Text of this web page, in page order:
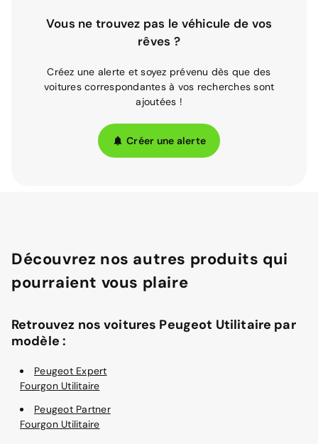
Vous ne trouvez pas le véhicule de vos
rêves ?
Créez une alerte et soyez prévenu dès que des
voitures correspondantes à vos recherches sont
ajoutées !
Créer une alerte
Découvrez nos autres produits qui
pourraient vous plaire
Retrouvez nos voitures Peugeot Utilitaire par
modèle :
Peugeot Expert
Fourgon Utilitaire
Peugeot Partner
Fourgon Utilitaire